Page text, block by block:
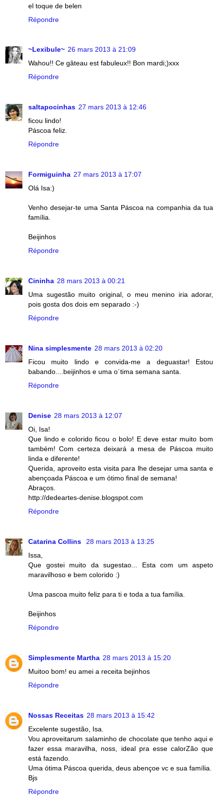
el toque de belen
Répondre
~Lexibule~ 26 mars 2013 à 21:09
Wahou!! Ce gâteau est fabuleux!! Bon mardi;)xxx
Répondre
saltapocinhas 27 mars 2013 à 12:46
ficou lindo!
Páscoa feliz.
Répondre
Formiguinha 27 mars 2013 à 17:07
Olá Isa:)
Venho desejar-te uma Santa Páscoa na companhia da tua
família.
Beijinhos
Répondre
Cininha 28 mars 2013 à 00:21
Uma sugestão muito original, o meu menino iria adorar,
pois gosta dos dois em separado :-)
Répondre
Nina simplesmente 28 mars 2013 à 02:20
Ficou muito lindo e convida-me a deguastar! Estou
babando....beijinhos e uma o´tima semana santa.
Répondre
Denise 28 mars 2013 à 12:07
Oi, Isa!
Que lindo e colorido ficou o bolo! E deve estar muito bom
também! Com certeza deixará a mesa de Páscoa muito
linda e diferente!
Querida, aproveito esta visita para lhe desejar uma santa e
abençoada Páscoa e um ótimo final de semana!
Abraços.
http://dedeartes-denise.blogspot.com
Répondre
Catarina Collins
28 mars 2013 à 13:25
Issa,
Que gostei muito da sugestao... Esta com um aspeto
maravilhoso e bem colorido :)
Uma pascoa muito feliz para ti e toda a tua família.
Beijinhos
Répondre
Simplesmente Martha 28 mars 2013 à 15:20
Muitoo bom! eu amei a receita bejinhos
Répondre
Nossas Receitas 28 mars 2013 à 15:42
Excelente sugestão, Isa.
Vou aproveitarum salaminho de chocolate que tenho aqui e
fazer essa maravilha, noss, ideal pra esse calorZão que
está fazendo.
Uma ótima Páscoa querida, deus abençoe vc e sua família.
Bjs
Répondre